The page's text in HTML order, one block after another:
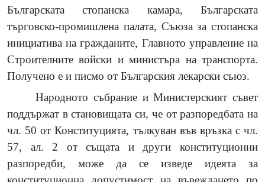
Българската стопанска камара, Българската
търговско-промишлена палата, Съюза за стопанска
инициатива на гражданите, Главното управление на
Строителните войски и министъра на транспорта.
Получено е и писмо от Българския лекарски съюз.
Народното събрание и Министерският съвет
поддържат в становищата си, че от разпоредбата на
чл. 50 от Конституцията, тълкуван във връзка с чл.
57, ал. 2 от същата и други конституционни
разпоредби, може да се изведе идеята за